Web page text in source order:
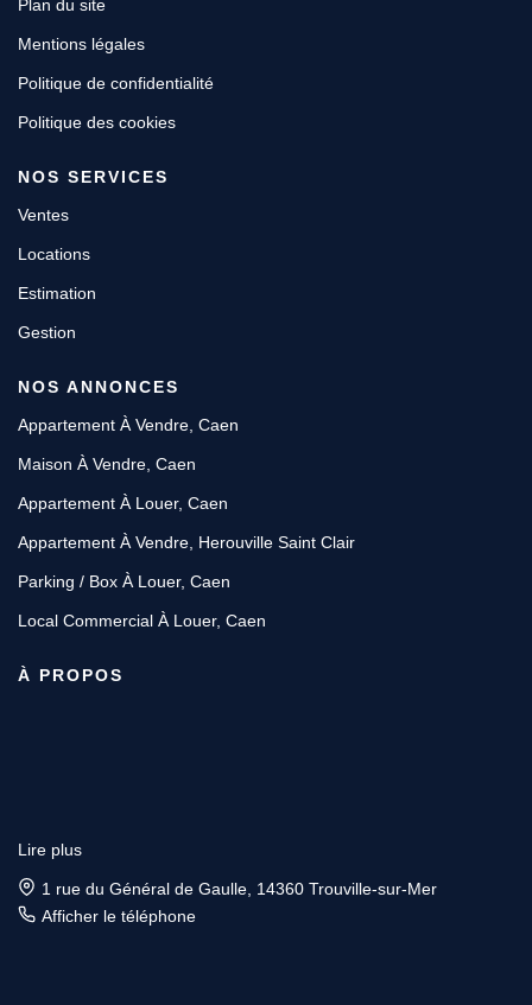
Plan du site
Mentions légales
Politique de confidentialité
Politique des cookies
NOS SERVICES
Ventes
Locations
Estimation
Gestion
NOS ANNONCES
Appartement À Vendre, Caen
Maison À Vendre, Caen
Appartement À Louer, Caen
Appartement À Vendre, Herouville Saint Clair
Parking / Box À Louer, Caen
Local Commercial À Louer, Caen
À PROPOS
Lire plus
1 rue du Général de Gaulle, 14360 Trouville-sur-Mer
Afficher le téléphone